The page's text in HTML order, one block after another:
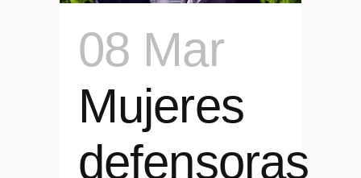
08 Mar
Mujeres
defensoras